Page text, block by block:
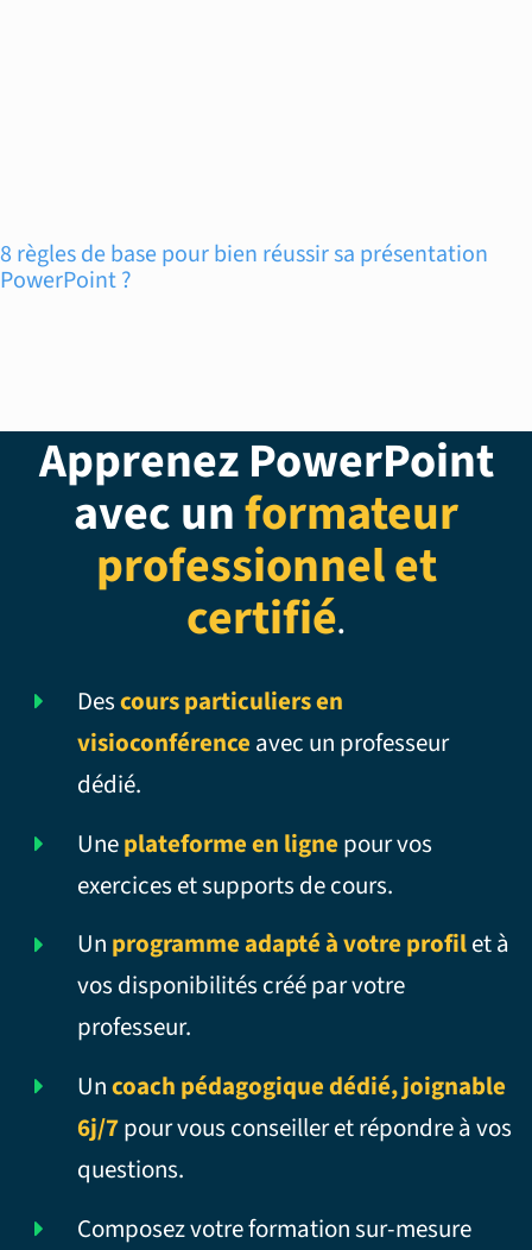
8 règles de base pour bien réussir sa présentation
PowerPoint ?
Apprenez PowerPoint
avec unformateur
professionnel et
certifié.
Descours particuliers en
visioconférence avec un professeur
dédié.
Uneplateforme en ligne pour vos
exercices et supports de cours.
Un programme adapté à votre profilet à
vos disponibilités créé par votre
professeur.
Uncoach pédagogique dédié, joignable
6j/7pour vous conseiller et répondre à vos
questions.
Composez votre formation sur-mesure